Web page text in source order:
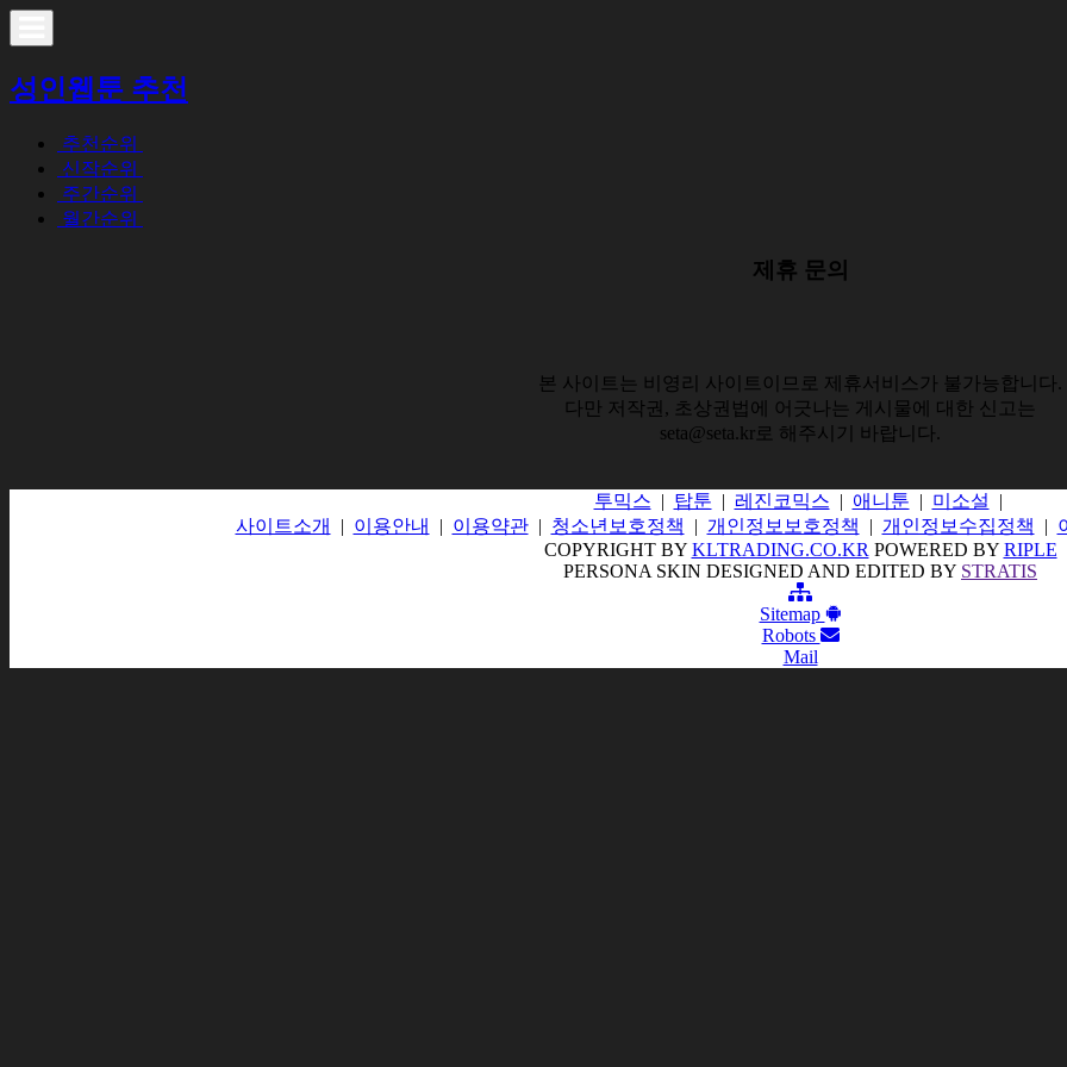
성인웹툰 추천
추천순위
신작순위
주간순위
월간순위
제휴 문의
본 사이트는 비영리 사이트이므로 제휴서비스가 불가능합니다.
다만 저작권, 초상권법에 어긋나는 게시물에 대한 신고는
seta@seta.kr로 해주시기 바랍니다.
투믹스 | 탑툰 | 레진코믹스 | 애니툰 | 미소설
|
사이트소개
| 이용안내 | 이용약관 | 청소년보호정책 | 개인정보보호정책 | 개인정보수집정책 |
COPYRIGHT BY KLTRADING.CO.KR POWERED BY RIPLE
PERSONA SKIN DESIGNED AND EDITED BY STRATIS
Sitemap
Robots
Mail